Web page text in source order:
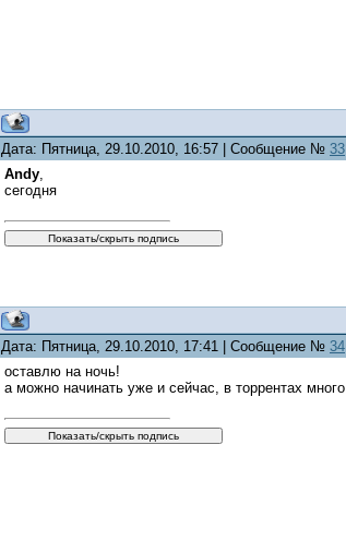
Дата: Пятница, 29.10.2010, 16:57 | Сообщение № 33
Andy,
сегодня
Дата: Пятница, 29.10.2010, 17:41 | Сообщение № 34
оставлю на ночь!
а можно начинать уже и сейчас, в торрентах